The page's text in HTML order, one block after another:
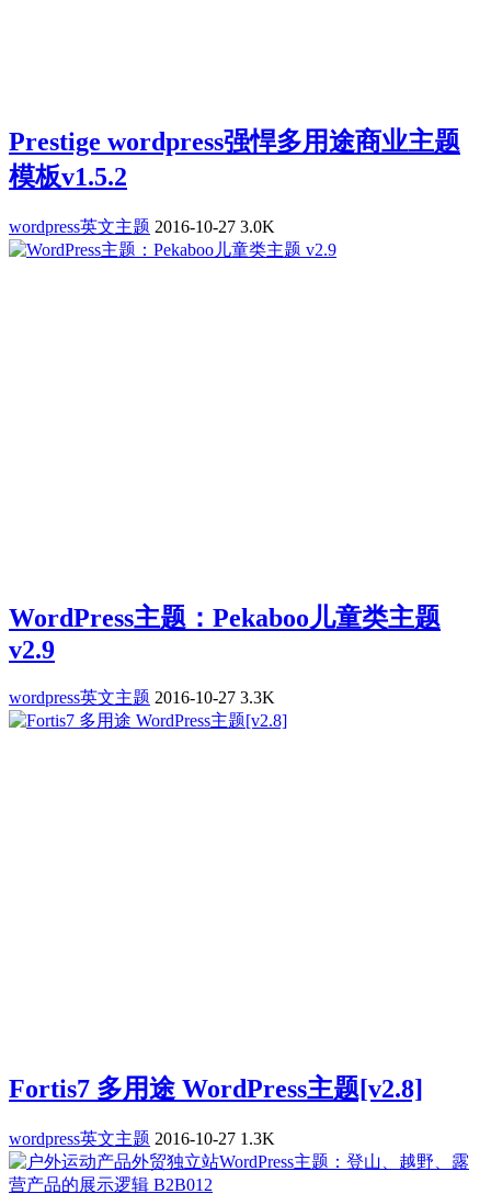
Prestige wordpress强悍多用途商业主题
模板v1.5.2
wordpress英文主题 2016-10-27 3.0K
WordPress主题：Pekaboo儿童类主题
v2.9
wordpress英文主题 2016-10-27 3.3K
Fortis7 多用途 WordPress主题[v2.8]
wordpress英文主题 2016-10-27 1.3K